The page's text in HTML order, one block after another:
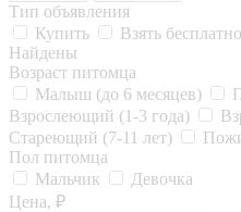
Тип объявления
Купить
Взять бесплатно
Найдены
Возраст питомца
Малыш (до 6 месяцев)
Взрослеющий (1-3 года)
Стареющий (7-11 лет)
Пол питомца
Мальчик
Девочка
Цена, ₽